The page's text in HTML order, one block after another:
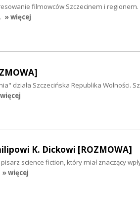
filmowców Szczecinem i
» więcej
działa Szczecińska Republika Wolności.
K. Dickowi [ROZMOWA]
science fiction, który miał znaczący
» więcej